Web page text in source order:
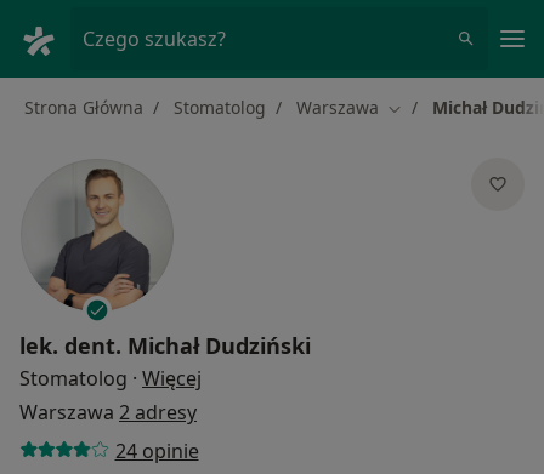
Czego szukasz?
Strona Główna Stomatolog Warszawa Zmień miasto
Michał
lek. dent. Michał Dudziński
Stomatolog · Więcej
Warszawa 2 adresy
24 opinie